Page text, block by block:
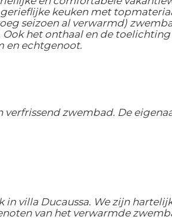
keuken met
seizoen al verwarmd)
het onthaal en de
en echtgenoot.
zwembad. De
villa Ducaussa. We zijn
van het verwarmde